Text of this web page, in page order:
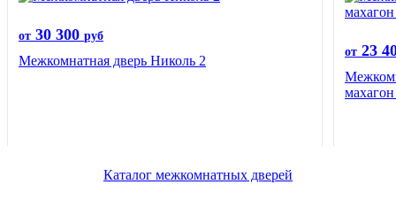
от 30 300 руб
Межкомнатная дверь Николь 2
от 23
Каталог межкомнатных дверей